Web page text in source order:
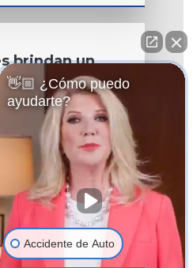
brindan un
y
su trabajo
la mejor
Roane y
son mis
el primer
👋🏼 ¿Cómo puedo
ayudarte?
Accidente de Auto